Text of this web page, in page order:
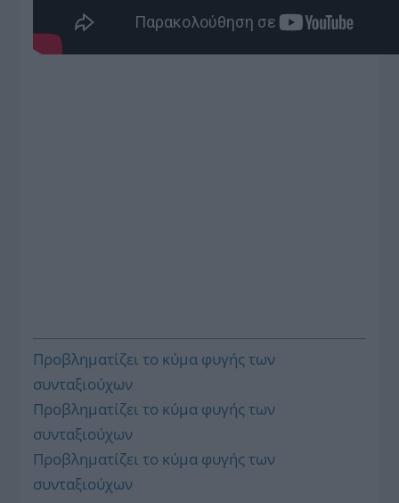
Προβληματίζει το κύμα φυγής των
συνταξιούχων
Προβληματίζει το κύμα φυγής των
συνταξιούχων
Προβληματίζει το κύμα φυγής των
συνταξιούχων